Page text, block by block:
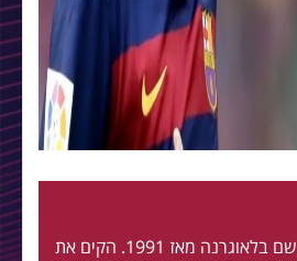
חי ונושם בלאוגרנה מאז 1991. הקים את